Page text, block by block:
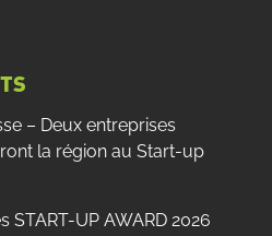
– Deux entreprises
la région au Start-up
UP AWARD 2026